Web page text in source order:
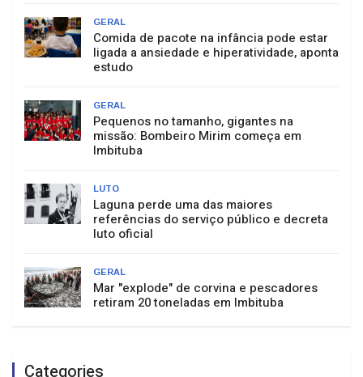
GERAL
Comida de pacote na infância pode estar
ligada a ansiedade e hiperatividade, aponta
estudo
GERAL
Pequenos no tamanho, gigantes na
missão: Bombeiro Mirim começa em
Imbituba
LUTO
Laguna perde uma das maiores
referências do serviço público e decreta
luto oficial
GERAL
Mar "explode" de corvina e pescadores
retiram 20 toneladas em Imbituba
Categories